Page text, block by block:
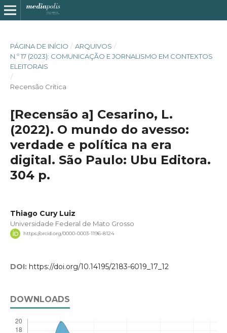
PÁGINA DE INÍCIO / ARQUIVOS /
N.º 17 (2023): COMUNICAÇÃO E JORNALISMO EM CONTEXTOS
ELEITORAIS
/
Recensão Crítica
[Recensão a] Cesarino, L.
(2022). O mundo do avesso:
verdade e política na era
digital. São Paulo: Ubu Editora.
304 p.
Thiago Cury Luiz
Universidade Federal de Mato Grosso
https://orcid.org/0000-0003-1196-8124
DOI: https://doi.org/10.14195/2183-6019_17_12
DOWNLOADS